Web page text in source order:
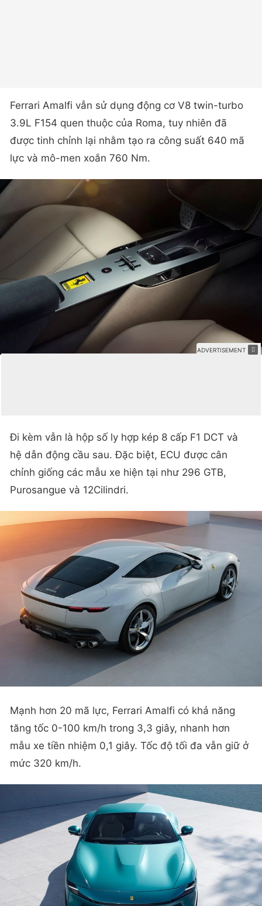
Ferrari Amalfi vẫn sử dụng động cơ V8 twin-turbo
3.9L F154 quen thuộc của Roma, tuy nhiên đã
được tinh chỉnh lại nhằm tạo ra công suất 640 mã
lực và mô-men xoắn 760 Nm.
Đi kèm vẫn là hộp số ly hợp kép 8 cấp F1 DCT và
hệ dẫn động cầu sau. Đặc biệt, ECU được cân
chỉnh giống các mẫu xe hiện tại như 296 GTB,
Purosangue và 12Cilindri.
Mạnh hơn 20 mã lực, Ferrari Amalfi có khả năng
tăng tốc 0-100 km/h trong 3,3 giây, nhanh hơn
mẫu xe tiền nhiệm 0,1 giây. Tốc độ tối đa vẫn giữ ở
mức 320 km/h.